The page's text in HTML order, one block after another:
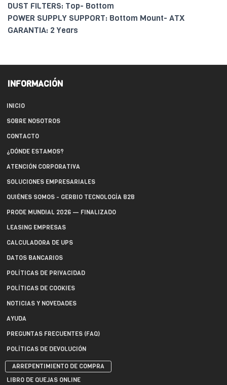
DUST FILTERS: Top- Bottom
POWER SUPPLY SUPPORT: Bottom Mount- ATX
GARANTIA: 2 Years
INFORMACIÓN
INICIO
SOBRE NOSOTROS
CONTACTO
¿DÓNDE ESTAMOS?
ATENCIÓN CORPORATIVA
SOLUCIONES EMPRESARIALES
QUIÉNES SOMOS - GERBIO TECNOLOGÍA B2B
PRODE MUNDIAL 2026 — FINALIZADO
LEASING EMPRESAS
CALCULADORA DE UPS
DATOS BANCARIOS
POLÍTICAS DE PRIVACIDAD
POLÍTICAS DE COOKIES
NOTICIAS Y NOVEDADES
AYUDA
PREGUNTAS FRECUENTES (FAQ)
POLÍTICAS DE DEVOLUCIÓN
ARREPENTIMIENTO DE COMPRA
LIBRO DE QUEJAS ONLINE